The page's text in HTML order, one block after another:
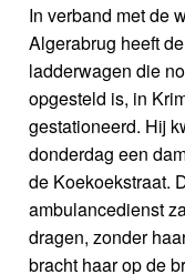
In verband met de
Algerabrug heeft
ladderwagen die
opgesteld is, in
gestationeerd. Hij
donderdag een
de Koekoekstraat.
ambulancedienst
dragen, zonder
bracht haar op de